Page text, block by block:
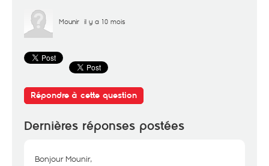
Mounir il y a 10 mois
Répondre à cette question
Dernières réponses postées
Bonjour Mounir,